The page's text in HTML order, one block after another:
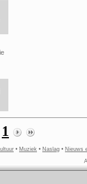
1
• Muziek • Naslag • Nieuws